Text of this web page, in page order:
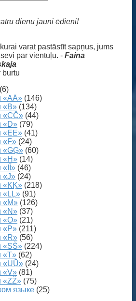
dienu jauni ēdieni!
varat pastāstīt sapņus, jums
par vientuļu. - Faina
burtu
(6)
«AĀ» (146)
«B» (134)
«CČ» (44)
«D» (79)
«EĒ» (41)
«F» (24)
«GĢ» (60)
«H» (14)
«IĪ» (46)
«J» (24)
«KĶ» (218)
«LĻ» (91)
«M» (126)
«N» (37)
«O» (21)
«P» (211)
«R» (56)
«SŠ» (224)
«T» (62)
«UŪ» (24)
«V» (81)
«ZŽ» (75)
языке (25)